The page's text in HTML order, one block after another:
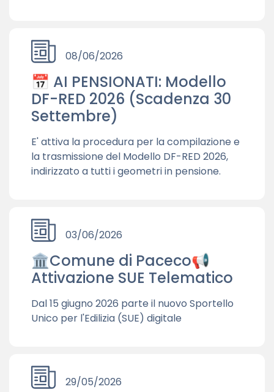
08/06/2026
📅 AI PENSIONATI: Modello
DF-RED 2026 (Scadenza 30
Settembre)
E' attiva la procedura per la compilazione e
la trasmissione del Modello DF-RED 2026,
indirizzato a tutti i geometri in pensione.
03/06/2026
🏛️Comune di Paceco📢
Attivazione SUE Telematico
Dal 15 giugno 2026 parte il nuovo Sportello
Unico per l'Edilizia (SUE) digitale
29/05/2026